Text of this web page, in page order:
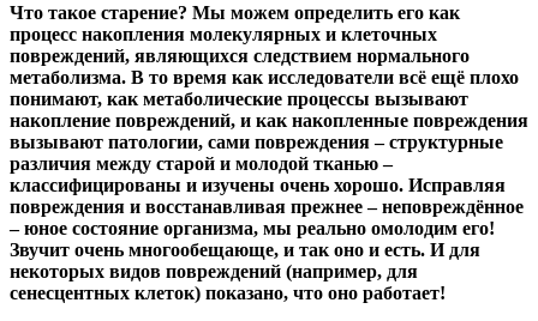
Что такое старение? Мы можем определить его как
процесс накопления молекулярных и клеточных
повреждений, являющихся следствием нормального
метаболизма. В то время как исследователи всё ещё плохо
понимают, как метаболические процессы вызывают
накопление повреждений, и как накопленные повреждения
вызывают патологии, сами повреждения – структурные
различия между старой и молодой тканью –
классифицированы и изучены очень хорошо. Исправляя
повреждения и восстанавливая прежнее – неповреждённое
– юное состояние организма, мы реально омолодим его!
Звучит очень многообещающе, и так оно и есть. И для
некоторых видов повреждений (например, для
сенесцентных клеток) показано, что оно работает!